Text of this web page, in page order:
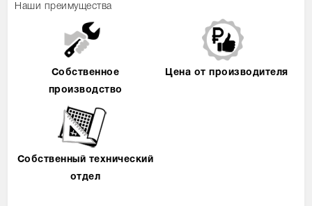
Наши преимущества
Собственное
производство
Цена от производителя
Собственный технический
отдел